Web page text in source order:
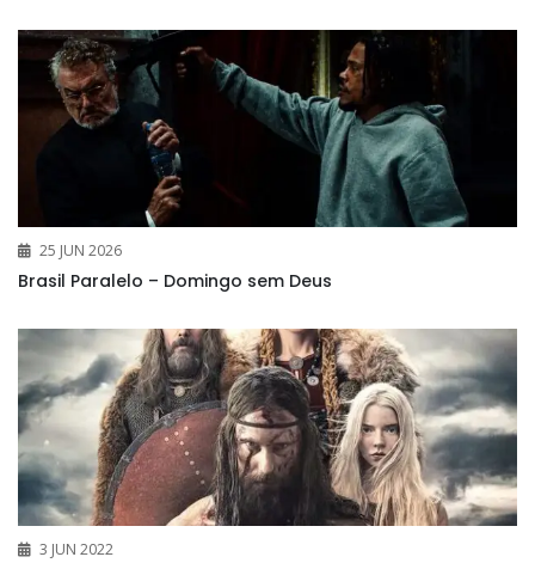
25 JUN 2026
Brasil Paralelo – Domingo sem Deus
3 JUN 2022